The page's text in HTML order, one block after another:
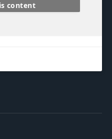
content